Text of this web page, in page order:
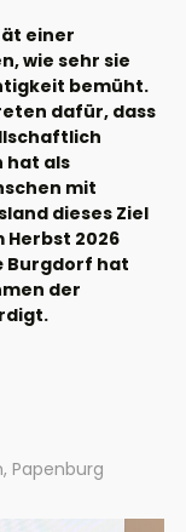
einer
wie sehr sie
bemüht.
dafür, dass
hat als
mit
dieses Ziel
2026
Burgdorf hat
der
, Papenburg